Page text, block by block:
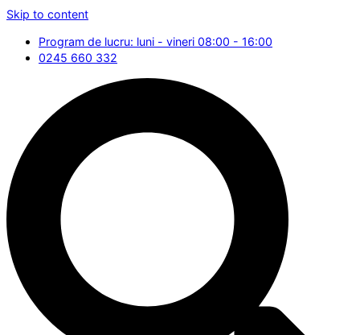
Skip to content
Program de lucru: luni - vineri 08:00 - 16:00
0245 660 332